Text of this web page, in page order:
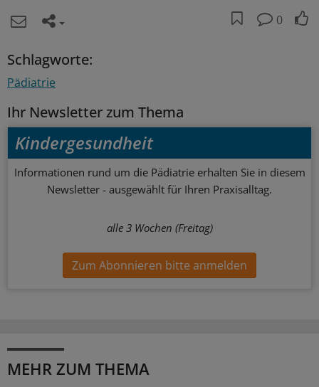
0
Schlagworte:
Pädiatrie
Ihr Newsletter zum Thema
Kindergesundheit
Informationen rund um die Pädiatrie erhalten Sie in diesem
Newsletter - ausgewählt für Ihren Praxisalltag.
alle 3 Wochen (Freitag)
Zum Abonnieren bitte anmelden
MEHR ZUM THEMA